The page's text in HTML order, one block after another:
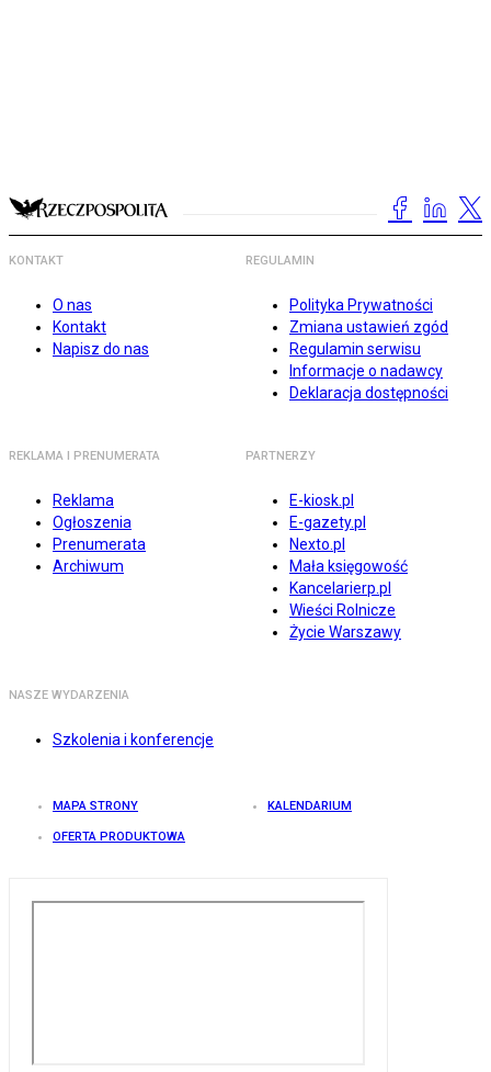
KONTAKT
O nas
Kontakt
Napisz do nas
REGULAMIN
Polityka Prywatności
Zmiana ustawień zgód
Regulamin serwisu
Informacje o nadawcy
Deklaracja dostępności
REKLAMA I PRENUMERATA
Reklama
Ogłoszenia
Prenumerata
Archiwum
PARTNERZY
E-kiosk.pl
E-gazety.pl
Nexto.pl
Mała księgowość
Kancelarierp.pl
Wieści Rolnicze
Życie Warszawy
NASZE WYDARZENIA
Szkolenia i konferencje
MAPA STRONY KALENDARIUM
OFERTA PRODUKTOWA